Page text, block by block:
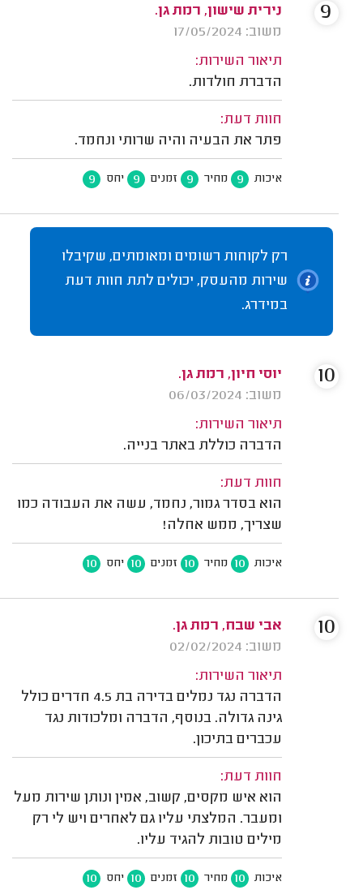
נירית שישון, רמת גן.
משוב: 17/05/2024
תיאור השירות:
הדברת חולדות.
חוות דעת:
פתר את הבעיה והיה שרותי ונחמד.
איכות 9 מחיר 9 זמנים 9 יחס 9
9
רק לקוחות רשומים ומאומתים, שקיבלו
שירות מהעסק, יכולים לתת חוות דעת
במידרג.
יוסי חיון, רמת גן.
משוב: 06/03/2024
תיאור השירות:
הדברה כוללת באתר בנייה.
חוות דעת:
הוא בסדר גמור, נחמד, עשה את העבודה כמו
שצריך, ממש אחלה!
איכות 10 מחיר 10 זמנים 10 יחס 10
10
אבי שבח, רמת גן.
משוב: 02/02/2024
תיאור השירות:
הדברה נגד נמלים בדירה בת 4.5 חדרים כולל
גינה גדולה. בנוסף, הדברה ומלכודות נגד
עכברים בתיכון.
חוות דעת:
הוא איש מקסים, קשוב, אמין ונותן שירות מעל
ומעבר. המלצתי עליו גם לאחרים ויש לי רק
מילים טובות להגיד עליו.
איכות 10 מחיר 10 זמנים 10 יחס 10
10